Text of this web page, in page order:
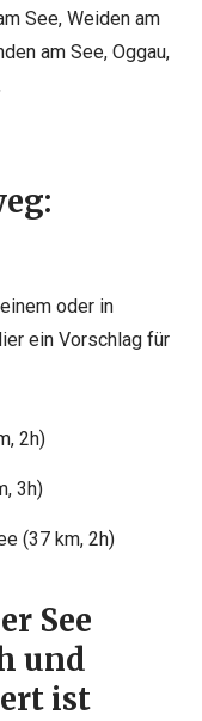
See, Weiden am
am See, Oggau,
oder in
ein Vorschlag für
2h)
3h)
(37 km, 2h)
See
und
ist